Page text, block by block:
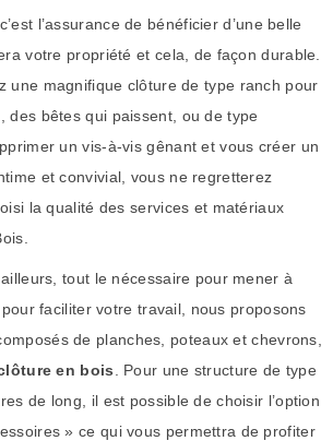
c’est l’assurance de bénéficier d’une belle
votre propriété et cela, de façon durable.
une magnifique clôture de type ranch pour
des bêtes qui paissent, ou de type
un vis-à-vis gênant et vous créer un
et convivial, vous ne regretterez
la qualité des services et matériaux
tout le nécessaire pour mener à
faciliter votre travail, nous proposons
de planches, poteaux et chevrons,
en bois . Pour une structure de type
de long, il est possible de choisir l’option
» ce qui vous permettra de profiter